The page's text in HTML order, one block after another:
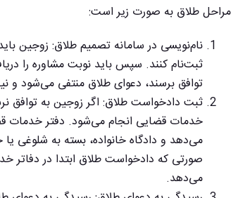
مراحل طلاق به‌ صورت زیر است:
نام‌نویسی در سامانه تصمیم طلاق: زوجین
ثبت‌نام کنند. سپس باید نوبت مشاوره را
توافق برسند، دعوای طلاق منتفی می‌شود و
ثبت دادخواست طلاق: اگر زوجین به توافق
خدمات قضایی انجام می‌شود. دفتر خدمات
می‌دهد و دادگاه خانواده، بسته به شلوغی
صورتی که دادخواست طلاق ابتدا در دفاتر
می‌دهد.